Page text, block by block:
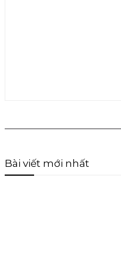
Bài viết mới nhất